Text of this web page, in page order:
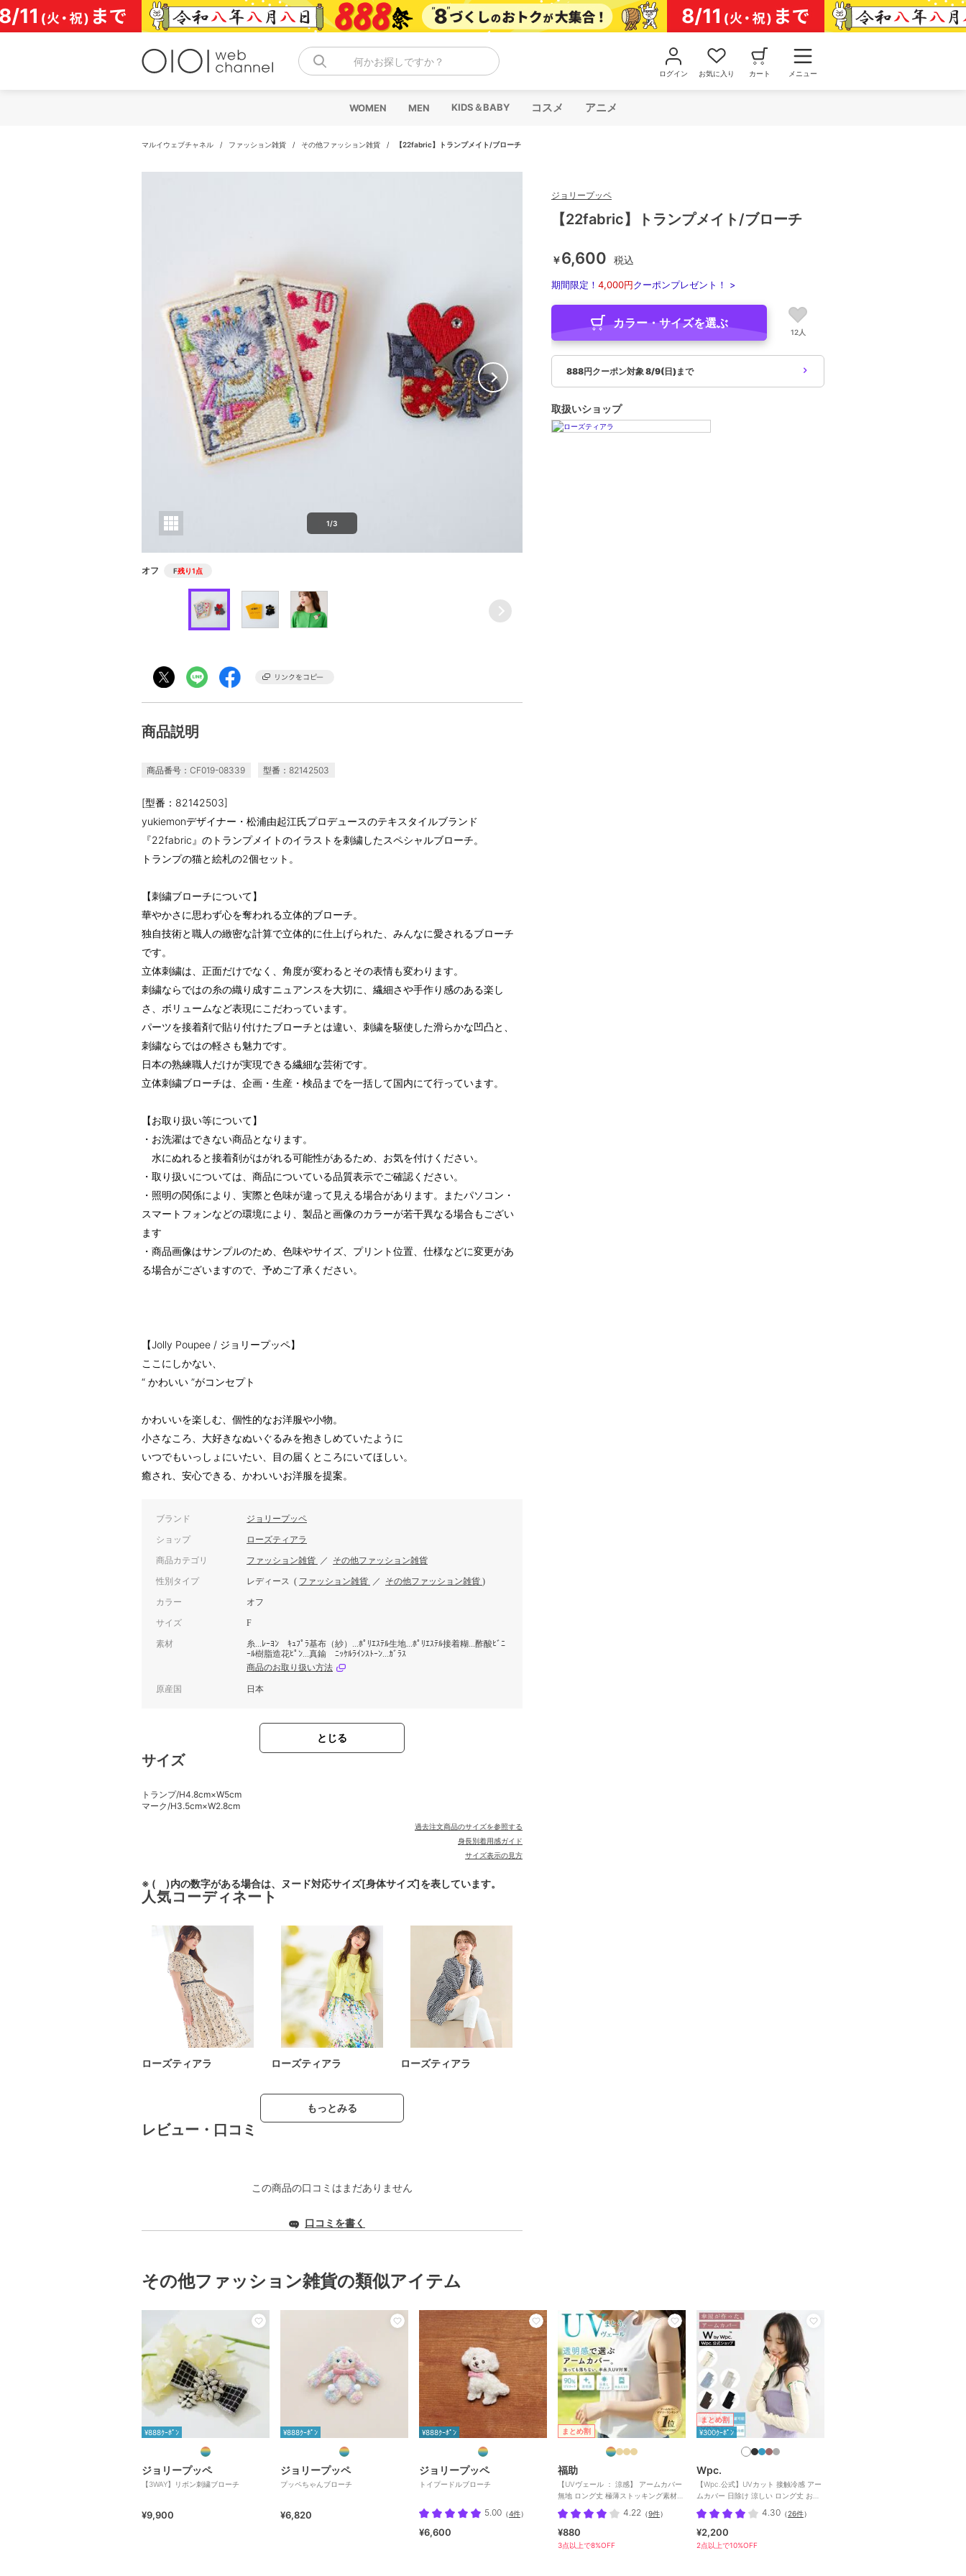
コ
ン
テ
何かお探しですか？
ログイン お気に入り カート メニュー
WOMEN MEN KIDS＆BABY コスメ アニメ
マルイウェブチャネル / ファッション雑貨 / その他ファッション雑貨 / 【22fabric】トランプメイト/ブローチ
1/3
オフ F残り1点
商品説明
商品番号：CF019-08339 型番：82142503
[型番：82142503]
yukiemonデザイナー・松浦由起江氏プロデュースのテキスタイルブランド
『22fabric』のトランプメイトのイラストを刺繍したスペシャルブローチ。
トランプの猫と絵札の2個セット。
【刺繍ブローチについて】
華やかさに思わず心を奪われる立体的ブローチ。
独自技術と職人の緻密な計算で立体的に仕上げられた、みんなに愛されるブローチ
です。
立体刺繍は、正面だけでなく、角度が変わるとその表情も変わります。
刺繍ならではの糸の織り成すニュアンスを大切に、繊細さや手作り感のある楽し
さ、ボリュームなど表現にこだわっています。
パーツを接着剤で貼り付けたブローチとは違い、刺繍を駆使した滑らかな凹凸と、
刺繍ならではの軽さも魅力です。
日本の熟練職人だけが実現できる繊細な芸術です。
立体刺繍ブローチは、企画・生産・検品までを一括して国内にて行っています。
【お取り扱い等について】
・お洗濯はできない商品となります。
水にぬれると接着剤がはがれる可能性があるため、お気を付けください。
・取り扱いについては、商品についている品質表示でご確認ください。
・照明の関係により、実際と色味が違って見える場合があります。またパソコン・
スマートフォンなどの環境により、製品と画像のカラーが若干異なる場合もござい
ます
・商品画像はサンプルのため、色味やサイズ、プリント位置、仕様などに変更があ
る場合がございますので、予めご了承ください。
【Jolly Poupee / ジョリープッペ】
ここにしかない、
“ かわいい ”がコンセプト
かわいいを楽しむ、個性的なお洋服や小物。
小さなころ、大好きなぬいぐるみを抱きしめていたように
いつでもいっしょにいたい、目の届くところにいてほしい。
癒され、安心できる、かわいいお洋服を提案。
ブランド ジョリープッペ
ショップ ローズティアラ
商品カテゴリ ファッション雑貨 ／ その他ファッション雑貨
性別タイプ レディース ( ファッション雑貨 ／ その他ファッション雑貨 )
カラー オフ
サイズ F
素材
糸...ﾚｰﾖﾝ ｷｭﾌﾟﾗ基布（紗）...ﾎﾟﾘｴｽﾃﾙ生地...ﾎﾟﾘｴｽﾃﾙ接着糊...酢酸ﾋﾞﾆ
ｰﾙ樹脂造花ﾋﾟﾝ...真鍮 ﾆｯｹﾙﾗｲﾝｽﾄｰﾝ...ｶﾞﾗｽ
商品のお取り扱い方法
原産国 日本
とじる
サイズ
トランプ/H4.8cm×W5cm
マーク/H3.5cm×W2.8cm
過去注文商品のサイズを参照する
身長別着用感ガイド
サイズ表示の見方
※ ( )内の数字がある場合は、ヌード対応サイズ[身体サイズ]を表しています。
人気コーディネート
ローズティアラ ローズティアラ ローズティアラ
もっとみる
レビュー・口コミ
この商品の口コミはまだありません
口コミを書く
ジョリープッペ
【22fabric】トランプメイト/ブローチ
￥6,600 税込
期間限定！ 4,000円クーポンプレゼント！ >
カラー・サイズを選ぶ
12人
888円クーポン対象 8/9(日)まで
取扱いショップ
その他ファッション雑貨の類似アイテム
¥888ｸｰﾎﾟﾝ
ジョリープッペ
【3WAY】リボン刺繍ブローチ
¥9,900
¥888ｸｰﾎﾟﾝ
ジョリープッペ
プッペちゃんブローチ
¥6,820
¥888ｸｰﾎﾟﾝ
ジョリープッペ
トイプードルブローチ
5.00 （4件）
¥6,600
まとめ割
福助
【UVヴェール ： 涼感】 アームカバー
無地 ロング丈 極薄ストッキング素材
涼感 伝線しにくい
4.22 （9件）
¥880
3点以上で8%OFF
まとめ割
¥300ｸｰﾎﾟﾝ
Wpc.
【Wpc.公式】UVカット 接触冷感 アー
ムカバー 日除け 涼しい ロング丈 おし
ゃれ レディース
4.30 （26件）
¥2,200
2点以上で10%OFF